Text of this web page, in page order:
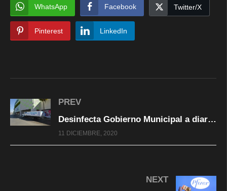
WhatsApp Facebook Twitter/X
Pinterest LinkedIn
PREV
Desinfecta Gobierno Municipal a diario complejos industriales y exteriores de centros comerciales
11 DICIEMBRE, 2020
NEXT